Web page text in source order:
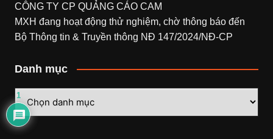
CÔNG TY CP QUẢNG CÁO CAM
MXH đang hoạt động thử nghiệm, chờ thông báo đến
Bộ Thông tin & Truyền thông NĐ 147/2024/NĐ-CP
Danh mục
Danh
mục
1